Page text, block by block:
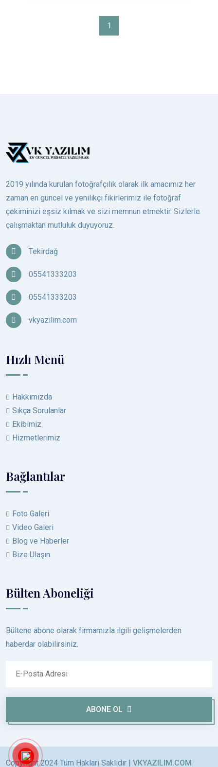
1
2019 yılında kurulan fotoğrafçılık olarak ilk amacımız her
zaman en güncel ve yenilikçi fikirlerimiz ile fotoğraf
çekiminizi eşsiz kılmak ve sizi memnun etmektir. Sizlerle
çalışmaktan mutluluk duyuyoruz.
Tekirdağ
05541333203
05541333203
vkyazilim.com
Hızlı Menü
Hakkımızda
Sıkça Sorulanlar
Ekibimiz
Hizmetlerimiz
Bağlantılar
Foto Galeri
Video Galeri
Blog ve Haberler
Bize Ulaşın
Bülten Aboneliği
Bültene abone olarak firmamızla ilgili gelişmelerden
haberdar olabilirsiniz.
ABONE OL
Copyright 2024 Tüm Hakları Saklıdır | VKYAZILIM.COM